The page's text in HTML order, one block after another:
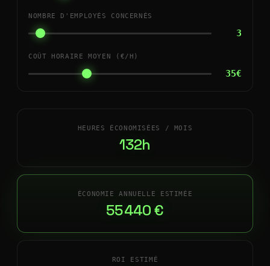
NOMBRE D'EMPLOYÉS CONCERNÉS
3
COÛT HORAIRE MOYEN (€/H)
35€
HEURES ÉCONOMISÉES / MOIS
132h
ÉCONOMIE ANNUELLE ESTIMÉE
55 440 €
ROI ESTIMÉ